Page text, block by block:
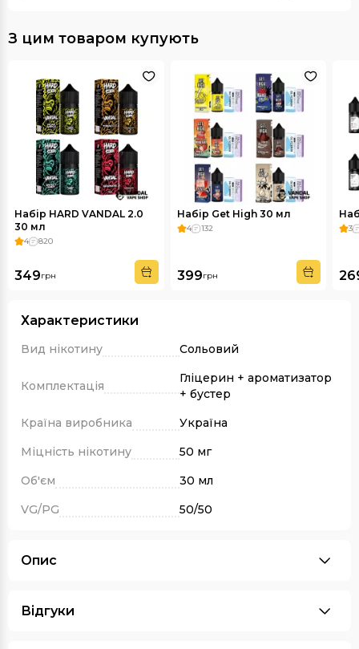
З цим товаром купують
Набір HARD VANDAL 2.0
30 мл
4 820
349грн
Набір Get High 30 мл
4 132
399грн
3
Характеристики
Вид нікотину Сольовий
Комплектація
Гліцерин + ароматизатор
+ бустер
Країна виробника
Україна
Міцність нікотину
50 мг
Об'єм
30 мл
VG/PG
50/50
Опис
Відгуки